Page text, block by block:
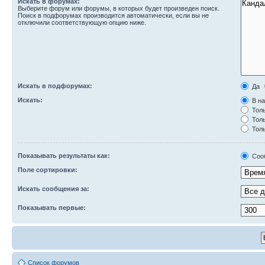
Выберите форум или форумы, в которых будет произведен поиск.
Поиск в подфорумах производится автоматически, если вы не
отключили соответствующую опцию ниже.
Искать в подфорумах:
Да
Искать:
В
Показывать результаты как:
Поле сортировки:
Искать сообщения за:
Показывать первые:
Список форумов